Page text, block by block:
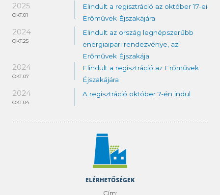
2025
OKT.01
Elindult a regisztráció az október 17-ei
Erőművek Éjszakájára
2024
OKT.25
Elindult az ország legnépszerűbb
energiaipari rendezvénye, az
Erőművek Éjszakája
2024
OKT.07
Elindult a regisztráció az Erőművek
Éjszakájára
2024
OKT.04
A regisztráció október 7-én indul
ELÉRHETŐSÉGEK
Cím: